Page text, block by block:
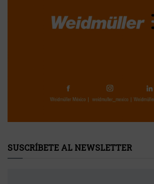
SUSCRÍBETE AL NEWSLETTER